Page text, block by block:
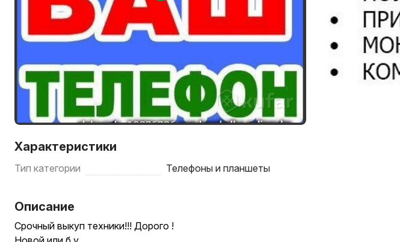
Характеристики
Тип категории Телефоны и планшеты
Описание
Срочный выкуп техники!!! Дорого !